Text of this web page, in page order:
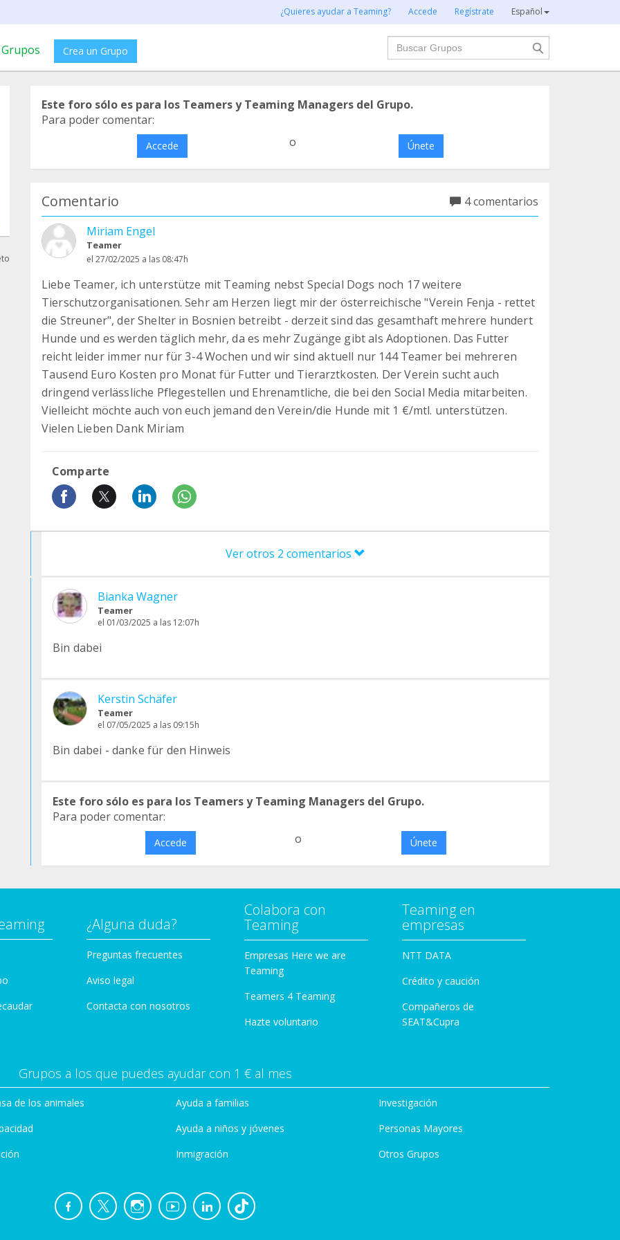
¿Quieres ayudar a Teaming? Accede Regístrate Español
Grupos Crea un Grupo
Buscar
Este foro sólo es para los Teamers y Teaming Managers del Grupo.
Para poder comentar:
Accede o Únete
Comentario
4 comentarios
Miriam Engel
Teamer
el 27/02/2025 a las 08:47h
Liebe Teamer, ich unterstütze mit Teaming nebst Special Dogs noch 17 weitere
Tierschutzorganisationen. Sehr am Herzen liegt mir der österreichische "Verein Fenja - rettet
die Streuner", der Shelter in Bosnien betreibt - derzeit sind das gesamthaft mehrere hundert
Hunde und es werden täglich mehr, da es mehr Zugänge gibt als Adoptionen. Das Futter
reicht leider immer nur für 3-4 Wochen und wir sind aktuell nur 144 Teamer bei mehreren
Tausend Euro Kosten pro Monat für Futter und Tierarztkosten. Der Verein sucht auch
dringend verlässliche Pflegestellen und Ehrenamtliche, die bei den Social Media mitarbeiten.
Vielleicht möchte auch von euch jemand den Verein/die Hunde mit 1 €/mtl. unterstützen.
Vielen Lieben Dank Miriam
Comparte
Ver otros 2 comentarios
Bianka Wagner
Teamer
el 01/03/2025 a las 12:07h
Bin dabei
Kerstin Schäfer
Teamer
el 07/05/2025 a las 09:15h
Bin dabei - danke für den Hinweis
Este foro sólo es para los Teamers y Teaming Managers del Grupo.
Para poder comentar:
Accede o Únete
¿Alguna duda?
Preguntas frecuentes
Aviso legal
Contacta con nosotros
Colabora con
Teaming
Empresas Here we are
Teaming
Teamers 4 Teaming
Hazte voluntario
Teaming en
empresas
NTT DATA
Crédito y caución
Compañeros de
SEAT&Cupra
Grupos a los que puedes ayudar con 1 € al mes
de los animales
Ayuda a familias
Ayuda a niños y jóvenes
Inmigración
Investigación
Personas Mayores
Otros Grupos